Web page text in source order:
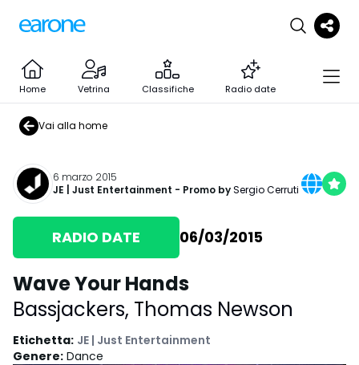
Home Vetrina Classifiche Radio date
Vai alla home
6 marzo 2015
JE | Just Entertainment - Promo bySergio Cerruti
RADIO DATE 06/03/2015
Wave Your Hands
Bassjackers, Thomas Newson
Etichetta: JE | Just Entertainment
Genere: Dance